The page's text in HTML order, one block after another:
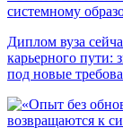
системному
Диплом вуза
карьерного пути:
под новые